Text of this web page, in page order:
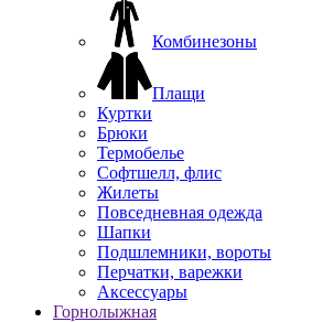
Комбинезоны
Плащи
Куртки
Брюки
Термобелье
Софтшелл, флис
Жилеты
Повседневная одежда
Шапки
Подшлемники, вороты
Перчатки, варежки
Аксессуары
Горнолыжная